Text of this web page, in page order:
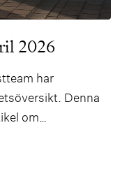
2026
har
Denna
om
i Sverige,
Hallén.